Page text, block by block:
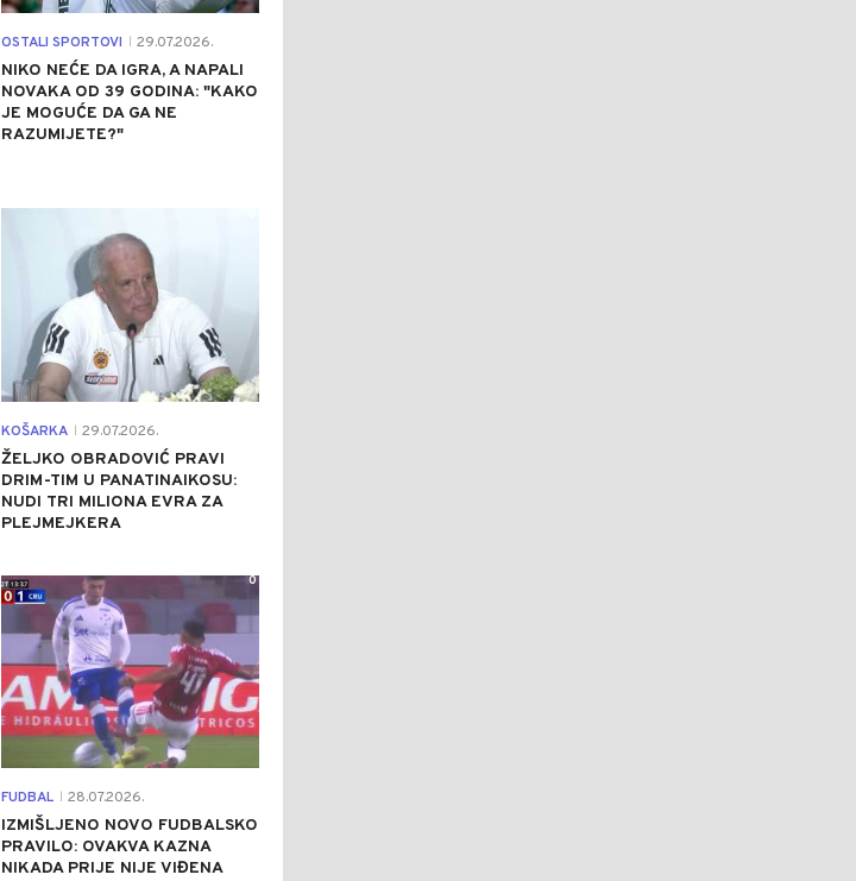
OSTALI SPORTOVI 29.07.2026.
NIKO NEĆE DA IGRA, A NAPALI
NOVAKA OD 39 GODINA: "KAKO
JE MOGUĆE DA GA NE
RAZUMIJETE?"
KOŠARKA 29.07.2026.
ŽELJKO OBRADOVIĆ PRAVI
DRIM-TIM U PANATINAIKOSU:
NUDI TRI MILIONA EVRA ZA
PLEJMEJKERA
FUDBAL 28.07.2026.
IZMIŠLJENO NOVO FUDBALSKO
PRAVILO: OVAKVA KAZNA
NIKADA PRIJE NIJE VIĐENA
0